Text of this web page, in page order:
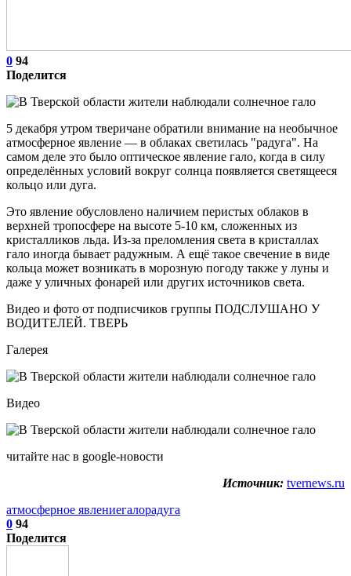
0 94
Поделится
5 декабря утром тверичане обратили внимание на необычное
атмосферное явление — в облаках светилась "радуга". На
самом деле это было оптическое явление гало, когда в силу
определённых условий вокруг солнца появляется светящееся
кольцо или дуга.
Это явление обусловлено наличием перистых облаков в
верхней тропосфере на высоте 5-10 км, сложенных из
кристалликов льда. Из-за преломления света в кристаллах
гало иногда бывает радужным. А ещё такое свечение в виде
кольца может возникать в морозную погоду также у луны и
даже у уличных фонарей или других источников света.
Видео и фото от подписчиков группы ПОДСЛУШАНО У
ВОДИТЕЛЕЙ. ТВЕРЬ
Галерея
Видео
читайте нас в google-новости
Источник: tvernews.ru
атмосферное явлениегалорадуга
0 94
Поделится